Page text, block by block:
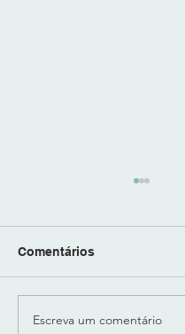
"LUX SUB-BASS" -
Comentários
Escreva um comentário